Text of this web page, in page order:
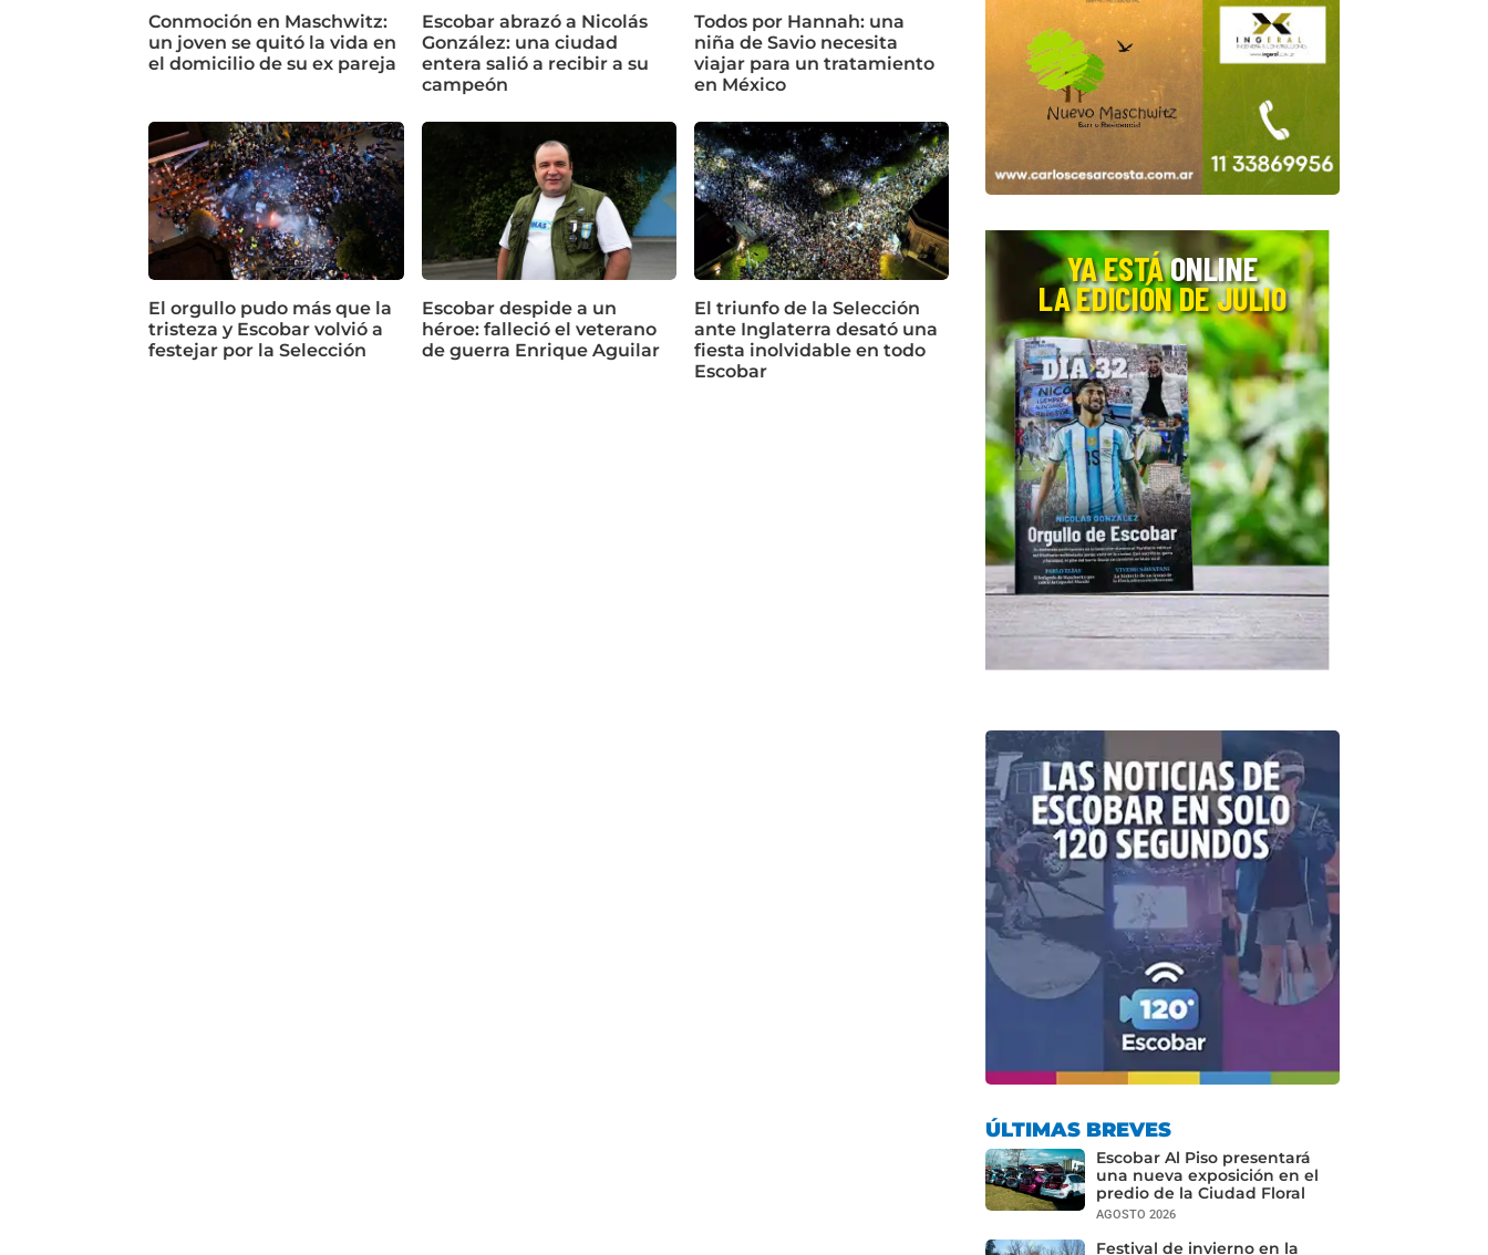
Conmoción en Maschwitz:
un joven se quitó la vida en
el domicilio de su ex pareja
Escobar abrazó a Nicolás
González: una ciudad
entera salió a recibir a su
campeón
Todos por Hannah: una
niña de Savio necesita
viajar para un tratamiento
en México
El orgullo pudo más que la
tristeza y Escobar volvió a
festejar por la Selección
Escobar despide a un
héroe: falleció el veterano
de guerra Enrique Aguilar
El triunfo de la Selección
ante Inglaterra desató una
fiesta inolvidable en todo
Escobar
ÚLTIMAS BREVES
Escobar Al Piso presentará
una nueva exposición en el
predio de la Ciudad Floral
AGOSTO 2026
Festival de invierno en la